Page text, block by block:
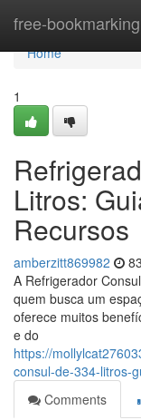
free-bookmarking
Home
Home
1
Litros:
Recursos
amberzitt869982
A Refrigerador
quem busca um
oferece muitos
e do
https://
consul-de-334-litros-
Comments